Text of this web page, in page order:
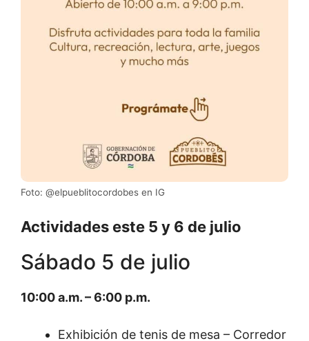
Foto: @elpueblitocordobes en IG
Actividades este 5 y 6 de julio
Sábado 5 de julio
10:00 a.m. – 6:00 p.m.
Exhibición de tenis de mesa – Corredor